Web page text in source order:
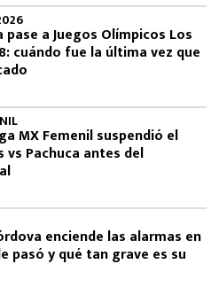
a Juegos Olímpicos Los
cuándo fue la última vez que
MX Femenil suspendió el
Pachuca antes del
enciende las alarmas en
pasó y qué tan grave es su